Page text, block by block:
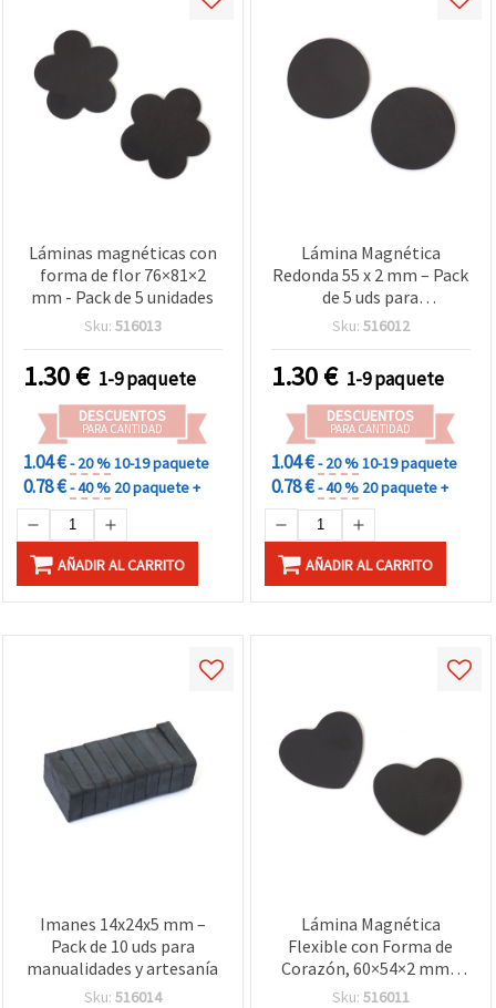
Láminas magnéticas con
forma de flor 76×81×2
mm - Pack de 5 unidades
Sku: 516013
1.30€ 1-9 paquete
DESCUENTOS
PARA CANTIDAD
1.04 €- 20 %10-19 paquete
0.78 €- 40 % 20 paquete +
AÑADIR AL CARRITO
Lámina Magnética
Redonda 55 x 2 mm – Pack
de 5 uds para
manualidades
Sku: 516012
1.30€ 1-9 paquete
DESCUENTOS
PARA CANTIDAD
1.04 €- 20 %10-19 paquete
0.78 €- 40 % 20 paquete +
AÑADIR AL CARRITO
Imanes 14x24x5 mm –
Pack de 10 uds para
manualidades y artesanía
Sku: 516014
Lámina Magnética
Flexible con Forma de
Corazón, 60×54×2 mm -
Pack de 5 uds.
Sku: 516011